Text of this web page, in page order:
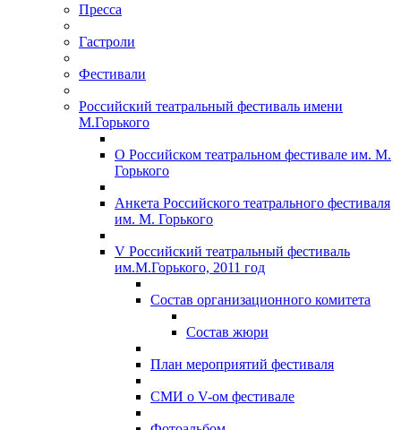
Пресса
Гастроли
Фестивали
Российский театральный фестиваль имени
М.Горького
О Российском театральном фестивале им. М.
Горького
Анкета Российского театрального фестиваля
им. М. Горького
V Российский театральный фестиваль
им.М.Горького, 2011 год
Состав организационного комитета
Состав жюри
План мероприятий фестиваля
СМИ о V-ом фестивале